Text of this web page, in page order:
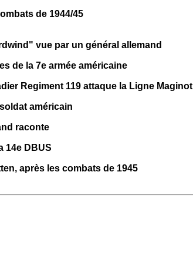
de 1944/45
vue par un général allemand
de la 7e armée américaine
Regiment 119 attaque la Ligne Maginot
américain
raconte
14e DBUS
après les combats de 1945